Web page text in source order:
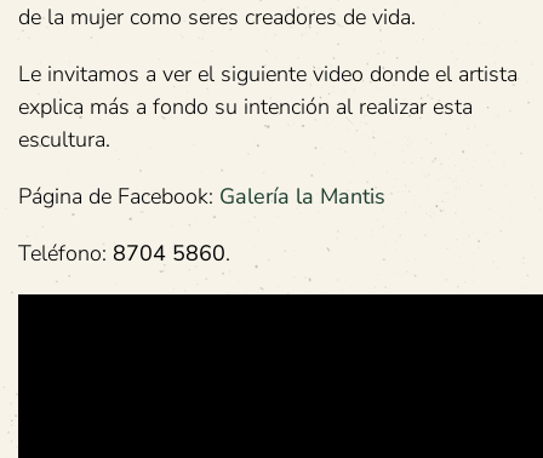
de la mujer como seres creadores de vida.
Le invitamos a ver el siguiente video donde el artista
explica más a fondo su intención al realizar esta
escultura.
Página de Facebook: Galería la Mantis
Teléfono: 8704 5860.